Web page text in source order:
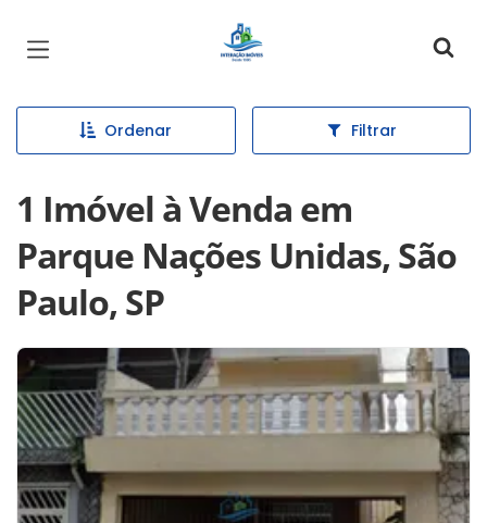
Página inicial
Ordenar Filtrar
1 Imóvel à Venda em
Parque Nações Unidas, São
Paulo, SP